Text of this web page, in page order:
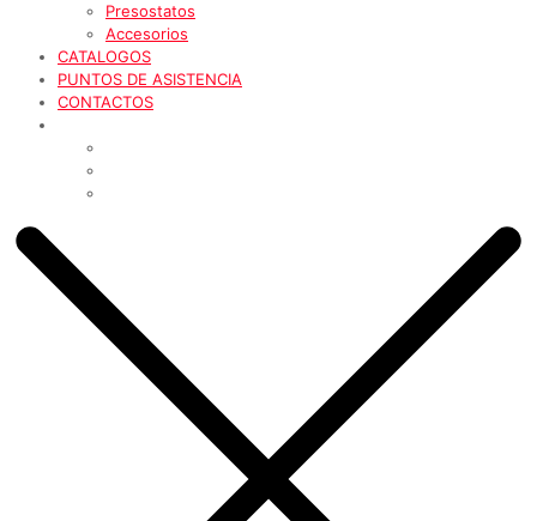
Presostatos
Accesorios
CATALOGOS
PUNTOS DE ASISTENCIA
CONTACTOS